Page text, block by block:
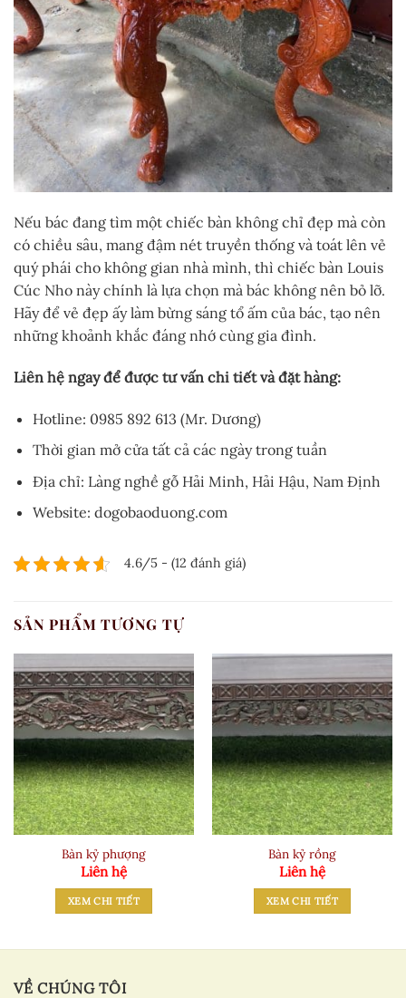
Nếu bác đang tìm một chiếc bàn không chỉ đẹp mà còn
có chiều sâu, mang đậm nét truyền thống và toát lên vẻ
quý phái cho không gian nhà mình, thì chiếc bàn Louis
Cúc Nho này chính là lựa chọn mà bác không nên bỏ lỡ.
Hãy để vẻ đẹp ấy làm bừng sáng tổ ấm của bác, tạo nên
những khoảnh khắc đáng nhớ cùng gia đình.
Liên hệ ngay để được tư vấn chi tiết và đặt hàng:
Hotline: 0985 892 613 (Mr. Dương)
Thời gian mở cửa tất cả các ngày trong tuần
Địa chỉ: Làng nghề gỗ Hải Minh, Hải Hậu, Nam Định
Website: dogobaoduong.com
4.6/5 - (12 đánh giá)
SẢN PHẨM TƯƠNG TỰ
Bàn kỷ phượng
Liên hệ
XEM CHI TIẾT
Bàn kỷ rồng
Liên hệ
XEM CHI TIẾT
VỀ CHÚNG TÔI